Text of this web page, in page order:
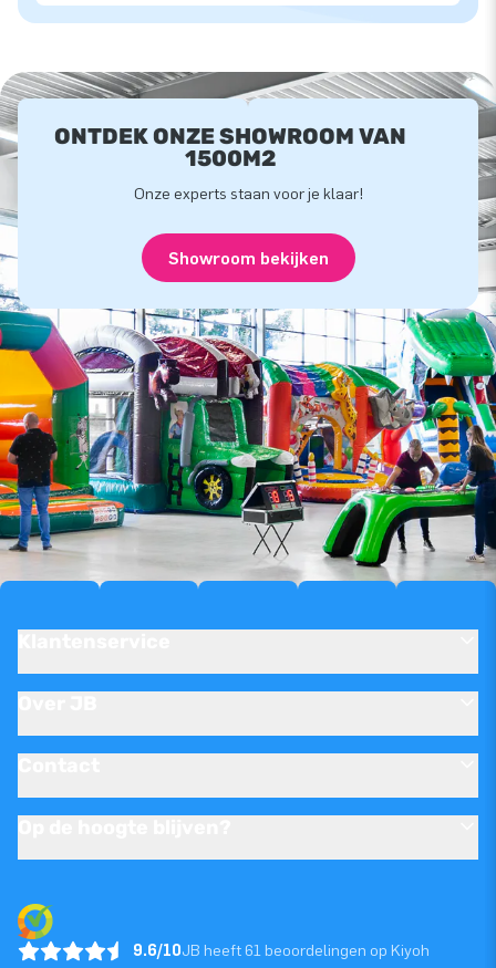
ONTDEK ONZE SHOWROOM VAN
1500M2
Onze experts staan voor je klaar!
Showroom bekijken
9.6/10JB heeft 61 beoordelingen op Kiyoh